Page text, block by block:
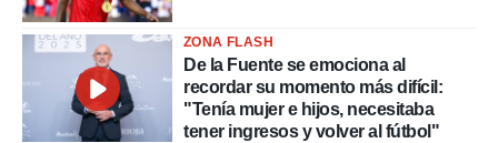
ZONA FLASH
De la Fuente se emociona al
recordar su momento más difícil:
"Tenía mujer e hijos, necesitaba
tener ingresos y volver al fútbol"